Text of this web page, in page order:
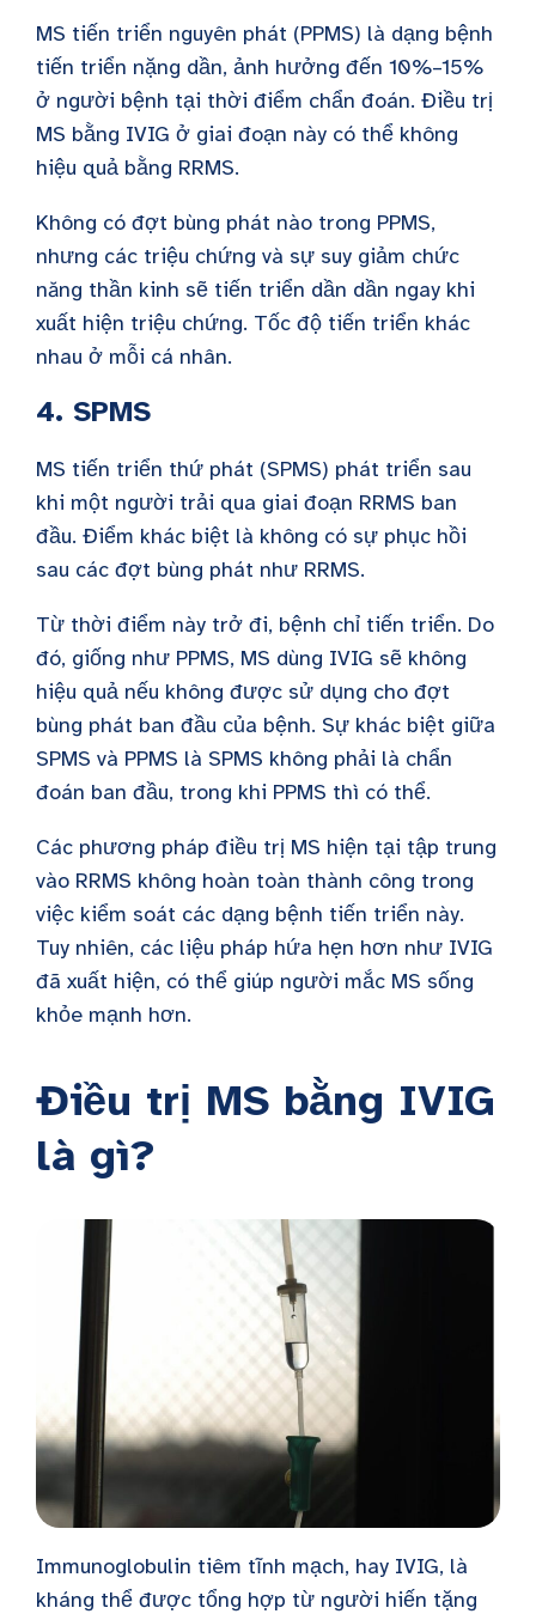
MS tiến triển nguyên phát (PPMS) là dạng bệnh
tiến triển nặng dần, ảnh hưởng đến 10%–15%
ở người bệnh tại thời điểm chẩn đoán. Điều trị
MS bằng IVIG ở giai đoạn này có thể không
hiệu quả bằng RRMS.
Không có đợt bùng phát nào trong PPMS,
nhưng các triệu chứng và sự suy giảm chức
năng thần kinh sẽ tiến triển dần dần ngay khi
xuất hiện triệu chứng. Tốc độ tiến triển khác
nhau ở mỗi cá nhân.
4. SPMS
MS tiến triển thứ phát (SPMS) phát triển sau
khi một người trải qua giai đoạn RRMS ban
đầu. Điểm khác biệt là không có sự phục hồi
sau các đợt bùng phát như RRMS.
Từ thời điểm này trở đi, bệnh chỉ tiến triển. Do
đó, giống như PPMS, MS dùng IVIG sẽ không
hiệu quả nếu không được sử dụng cho đợt
bùng phát ban đầu của bệnh. Sự khác biệt giữa
SPMS và PPMS là SPMS không phải là chẩn
đoán ban đầu, trong khi PPMS thì có thể.
Các phương pháp điều trị MS hiện tại tập trung
vào RRMS không hoàn toàn thành công trong
việc kiểm soát các dạng bệnh tiến triển này.
Tuy nhiên, các liệu pháp hứa hẹn hơn như IVIG
đã xuất hiện, có thể giúp người mắc MS sống
khỏe mạnh hơn.
Điều trị MS bằng IVIG
là gì?
Immunoglobulin tiêm tĩnh mạch, hay IVIG, là
kháng thể được tổng hợp từ người hiến tặng